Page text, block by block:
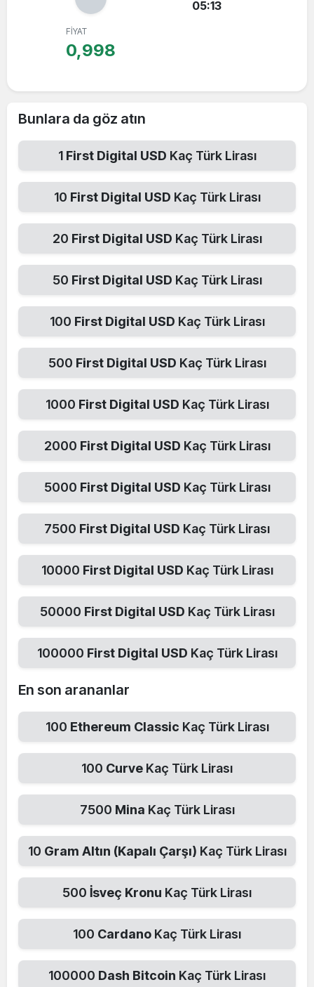
05:13
FİYAT
0,998
Bunlara da göz atın
1 First Digital USD Kaç Türk Lirası
10 First Digital USD Kaç Türk Lirası
20 First Digital USD Kaç Türk Lirası
50 First Digital USD Kaç Türk Lirası
100 First Digital USD Kaç Türk Lirası
500 First Digital USD Kaç Türk Lirası
1000 First Digital USD Kaç Türk Lirası
2000 First Digital USD Kaç Türk Lirası
5000 First Digital USD Kaç Türk Lirası
7500 First Digital USD Kaç Türk Lirası
10000 First Digital USD Kaç Türk Lirası
50000 First Digital USD Kaç Türk Lirası
100000 First Digital USD Kaç Türk Lirası
En son arananlar
100 Ethereum Classic Kaç Türk Lirası
100 Curve Kaç Türk Lirası
7500 Mina Kaç Türk Lirası
10 Gram Altın (Kapalı Çarşı) Kaç Türk Lirası
500 İsveç Kronu Kaç Türk Lirası
100 Cardano Kaç Türk Lirası
100000 Dash Bitcoin Kaç Türk Lirası